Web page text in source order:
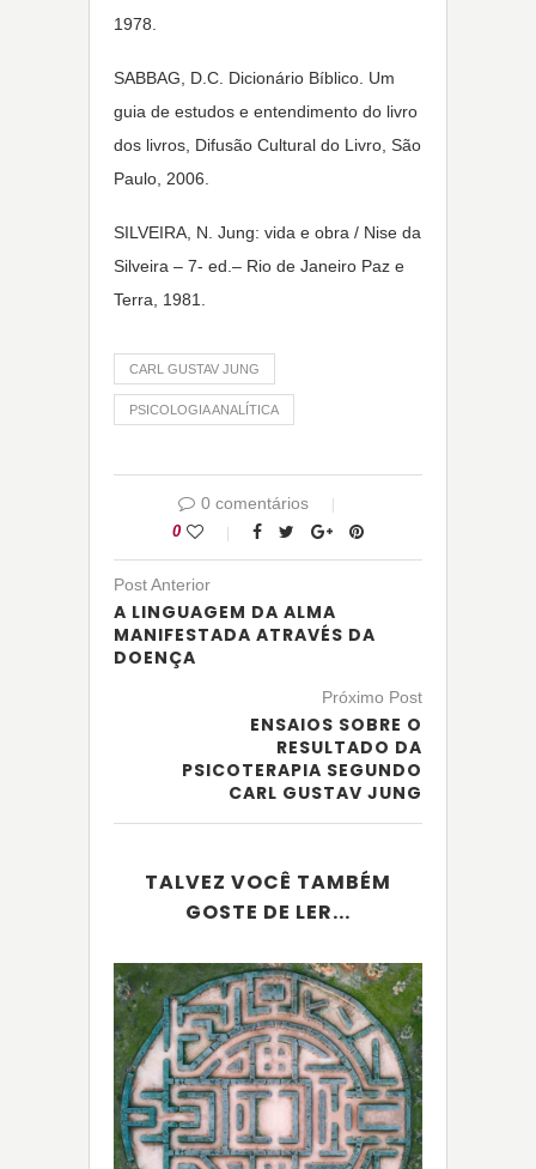
1978.
SABBAG, D.C. Dicionário Bíblico. Um
guia de estudos e entendimento do livro
dos livros, Difusão Cultural do Livro, São
Paulo, 2006.
SILVEIRA, N. Jung: vida e obra / Nise da
Silveira – 7- ed.– Rio de Janeiro Paz e
Terra, 1981.
CARL GUSTAV JUNG
PSICOLOGIA ANALÍTICA
0 comentários
0
Post Anterior
A LINGUAGEM DA ALMA
MANIFESTADA ATRAVÉS DA
DOENÇA
Próximo Post
ENSAIOS SOBRE O
RESULTADO DA
PSICOTERAPIA SEGUNDO
CARL GUSTAV JUNG
TALVEZ VOCÊ TAMBÉM
GOSTE DE LER...